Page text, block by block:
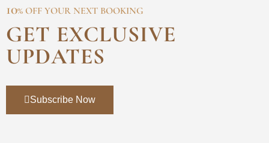
10% OFF YOUR NEXT BOOKING
GET EXCLUSIVE
UPDATES
Subscribe Now